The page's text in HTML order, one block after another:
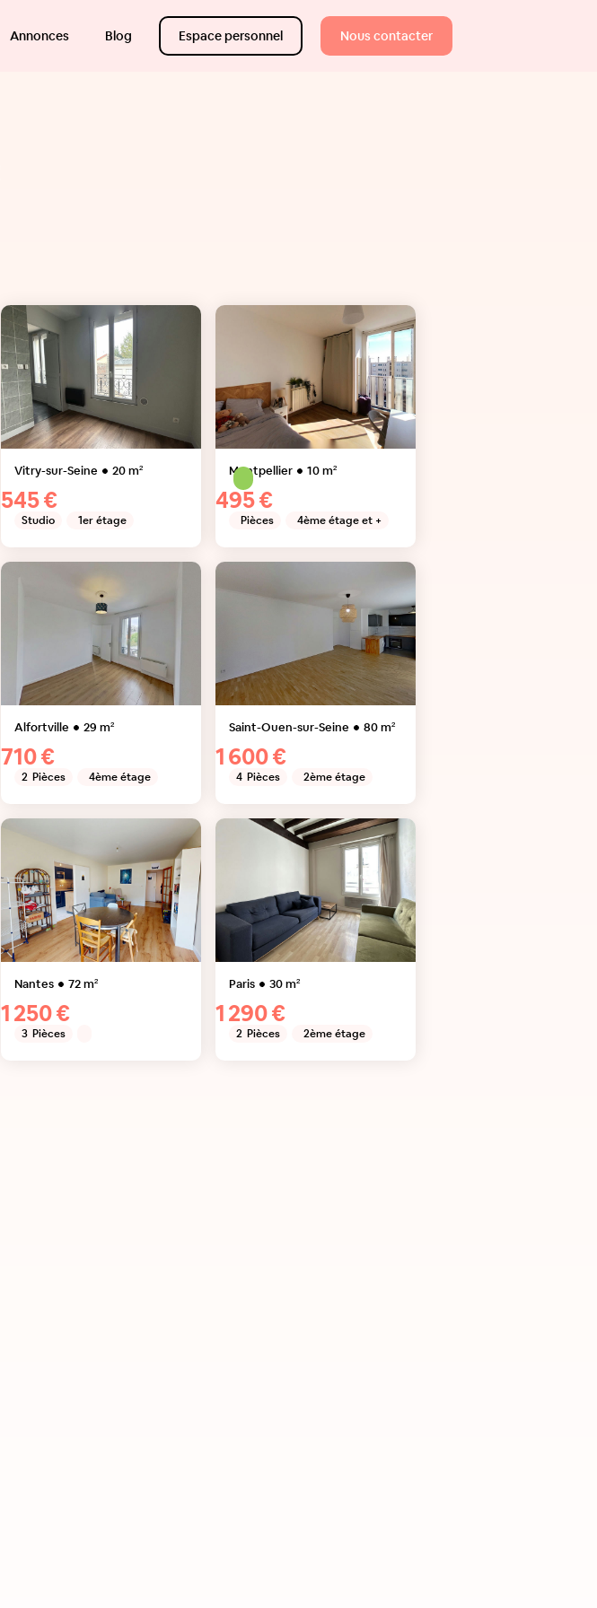
Annonces Blog Espace personnel Nous contacter
Vitry-sur-Seine 20m²
545 €
Studio 1er étage
Montpellier 10m²
495 €
Pièces 4ème étage et +
Alfortville 29 m²
710 €
2 Pièces 4ème étage
Saint-Ouen-sur-Seine 80m²
1 600 €
4 Pièces 2ème étage
Nantes 72m²
1 250 €
3 Pièces
Paris 30m²
1 290 €
2 Pièces 2ème étage